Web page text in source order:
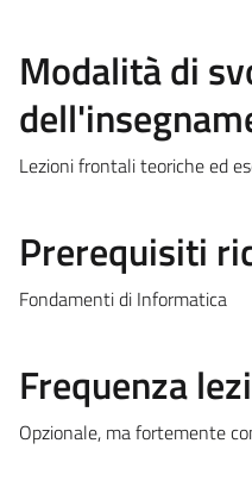
Modalità di
Lezioni frontali teoriche ed
Prerequisiti
Fondamenti di Informatica
Frequenza
Opzionale, ma fortemente